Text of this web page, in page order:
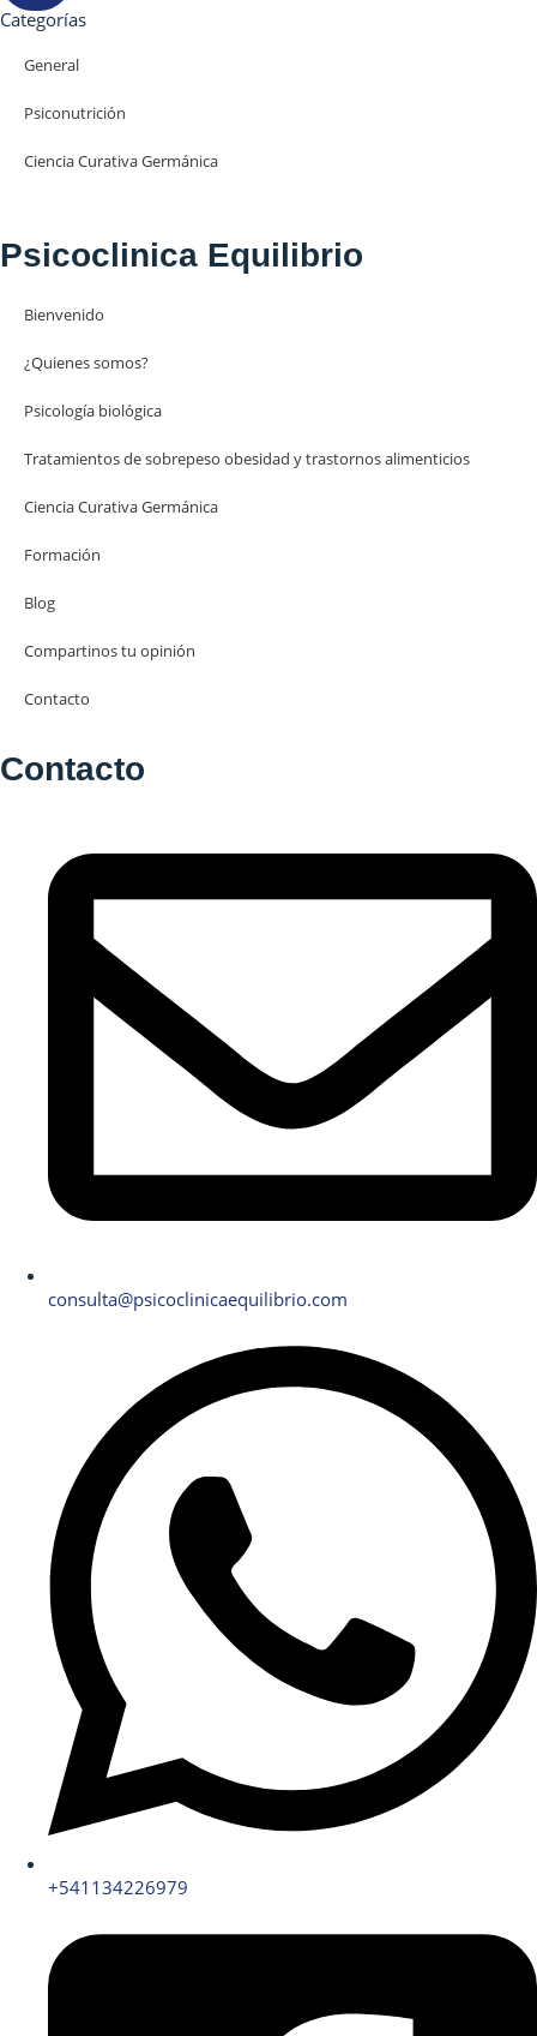
Categorías
General
Psiconutrición
Ciencia Curativa Germánica
Psicoclinica Equilibrio
Bienvenido
¿Quienes somos?
Psicología biológica
Tratamientos de sobrepeso obesidad y trastornos alimenticios
Ciencia Curativa Germánica
Formación
Blog
Compartinos tu opinión
Contacto
Contacto
consulta@psicoclinicaequilibrio.com
+541134226979